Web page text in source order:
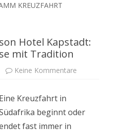
KREUZFAHRT
Hotel Kapstadt:
mit Tradition
Keine Kommentare
In-
Spot
Eine Kreuzfahrt in
beginnt oder
fast immer in